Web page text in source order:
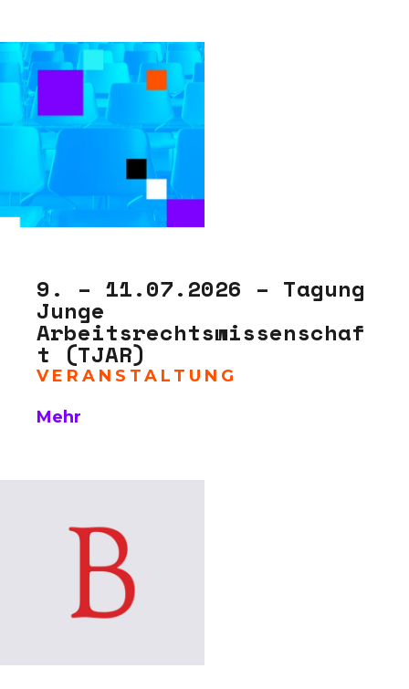
9. – 11.07.2026 – Tagung
Junge
Arbeitsrechtswissenschaf
t (TJAR)
VERANSTALTUNG
Mehr